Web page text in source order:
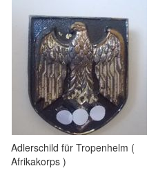
Adlerschild für Tropenhelm (
Afrikakorps )